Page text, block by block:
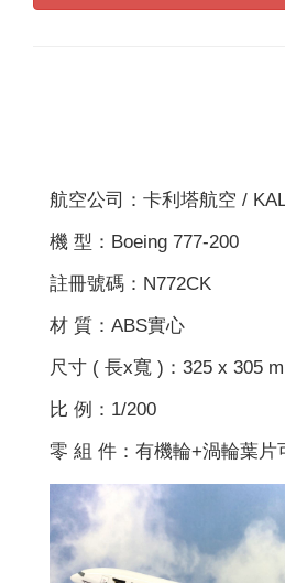
航空公司：卡利塔航空 /
機 型：Boeing 777-200
註冊號碼：N772CK
材 質：ABS實心
尺寸 ( 長x寬 )：325 x 305
比 例：1/200
零 組 件：有機輪+渦輪葉片